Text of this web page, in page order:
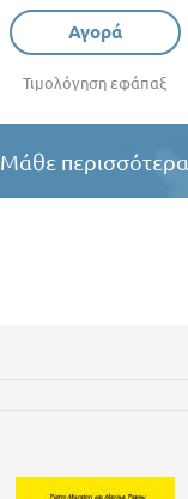
Αγορά
Τιμολόγηση εφάπαξ
Μάθε περισσότερα